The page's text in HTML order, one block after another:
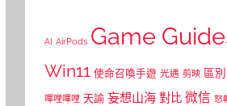
AI AirPods Game
Win11 使命召喚手遊 光遇 剪映 區別
嗶哩嗶哩 天諭 妄想山海 對比 微信 怒